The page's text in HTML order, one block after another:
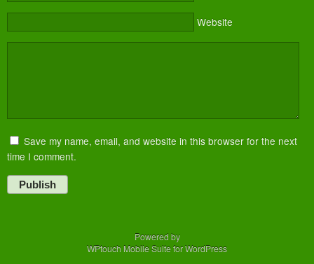
Website
Save my name, email, and website in this browser for the next
time I comment.
Publish
Powered by
WPtouch Mobile Suite for WordPress